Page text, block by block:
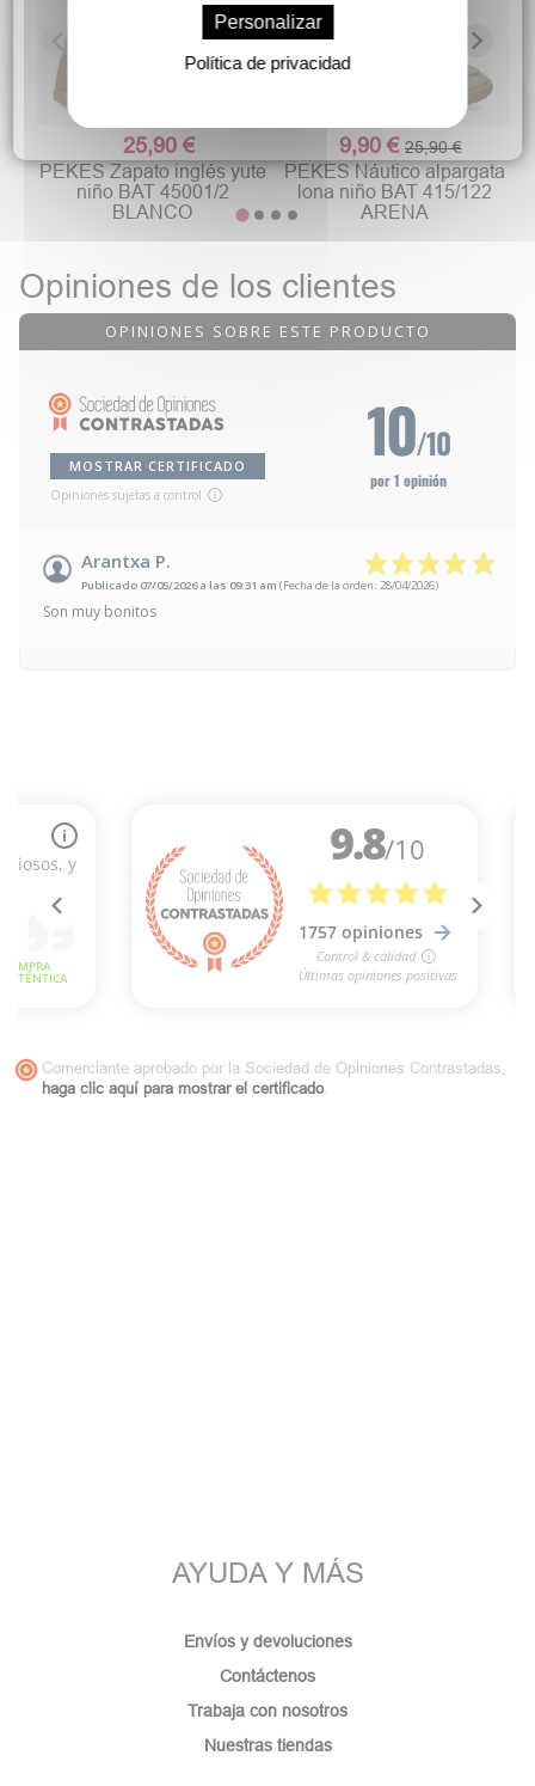
25,90 €
PEKES Zapato inglés yute
niño BAT 45001/2
BLANCO
9,90 € 25,90 €
PEKES Náutico alpargata
lona niño BAT 415/122
ARENA
Opiniones de los clientes
OPINIONES SOBRE ESTE PRODUCTO
MOSTRAR CERTIFICADO
Opiniones sujetas a control
10/10
por 1 opinión
Arantxa P.
Publicado 07/05/2026 a las 09:31 am (Fecha de la orden: 28/04/2026)
Son muy bonitos
Comerciante aprobado por la Sociedad de Opiniones Contrastadas,
haga clic aquí para mostrar el certificado.
AYUDA Y MÁS
Envíos y devoluciones
Contáctenos
Trabaja con nosotros
Nuestras tiendas
Personalizar
Política de privacidad